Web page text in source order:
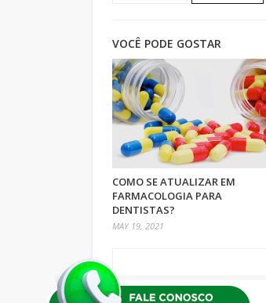
VOCÊ PODE GOSTAR
COMO SE ATUALIZAR EM
FARMACOLOGIA PARA
DENTISTAS?
MAY 19, 2021
Nenhum comentário